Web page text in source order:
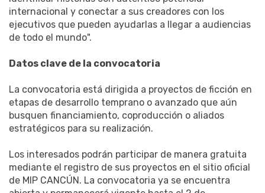
internacional y conectar a sus creadores con los
ejecutivos que pueden ayudarlas a llegar a audiencias
de todo el mundo".
Datos clave de la convocatoria
La convocatoria está dirigida a proyectos de ficción en
etapas de desarrollo temprano o avanzado que aún
busquen financiamiento, coproducción o aliados
estratégicos para su realización.
Los interesados podrán participar de manera gratuita
mediante el registro de sus proyectos en el sitio oficial
de MIP CANCÚN. La convocatoria ya se encuentra